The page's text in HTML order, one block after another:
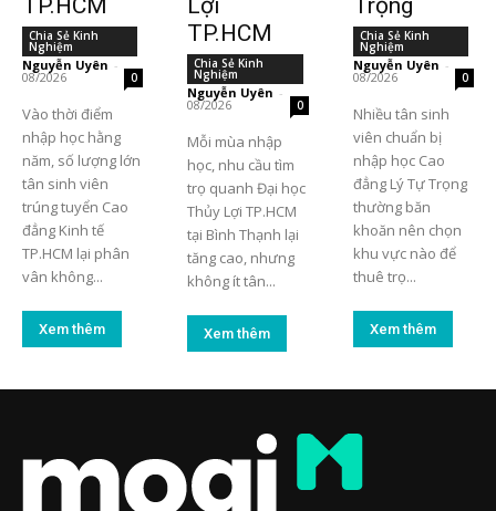
TP.HCM
Chia Sẻ Kinh
Nghiệm
Nguyễn Uyên -
08/2026 0
Vào thời điểm
nhập học hằng
năm, số lượng lớn
tân sinh viên
trúng tuyển Cao
đẳng Kinh tế
TP.HCM lại phân
vân không...
Xem thêm
Lợi
TP.HCM
Chia Sẻ Kinh
Nghiệm
Nguyễn Uyên -
08/2026 0
Mỗi mùa nhập
học, nhu cầu tìm
trọ quanh Đại học
Thủy Lợi TP.HCM
tại Bình Thạnh lại
tăng cao, nhưng
không ít tân...
Xem thêm
Trọng
Chia Sẻ Kinh
Nghiệm
Nguyễn Uyên -
08/2026 0
Nhiều tân sinh
viên chuẩn bị
nhập học Cao
đẳng Lý Tự Trọng
thường băn
khoăn nên chọn
khu vực nào để
thuê trọ...
Xem thêm